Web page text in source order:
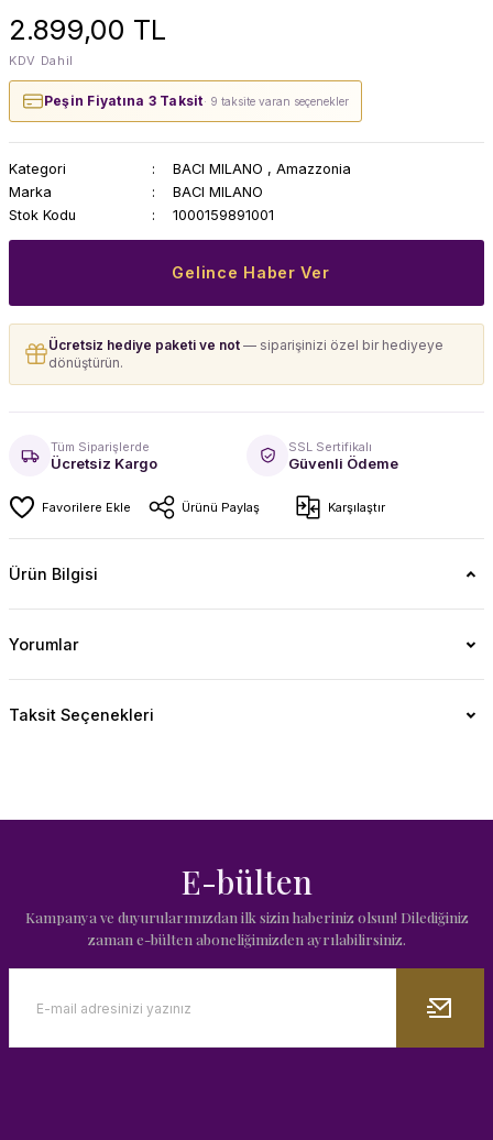
2.899,00 TL
KDV Dahil
Peşin Fiyatına 3 Taksit· 9 taksite varan seçenekler
Kategori BACI MILANO , Amazzonia
Marka
BACI MILANO
Stok Kodu
1000159891001
Gelince Haber Ver
Ücretsiz hediye paketi ve not — siparişinizi özel bir hediyeye
dönüştürün.
Tüm Siparişlerde
Ücretsiz Kargo
SSL Sertifikalı
Güvenli Ödeme
Ürünü Paylaş Karşılaştır
Ürün Bilgisi
Yorumlar
Taksit Seçenekleri
E-bülten
Kampanya ve duyurularımızdan ilk sizin haberiniz olsun! Dilediğiniz
zaman e-bülten aboneliğimizden ayrılabilirsiniz.